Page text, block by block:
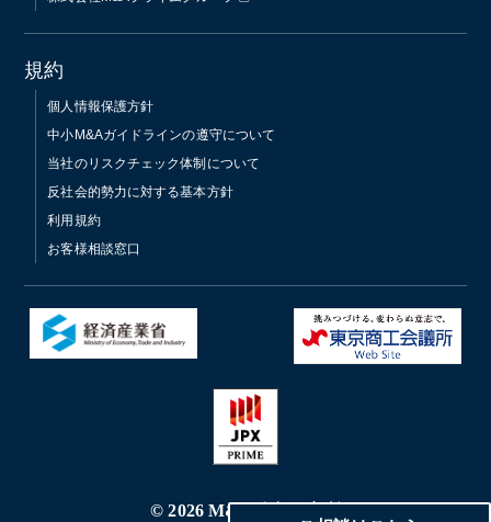
規約
個人情報保護方針
中小M&Aガイドラインの遵守について
当社のリスクチェック体制について
反社会的勢力に対する基本方針
利用規約
お客様相談窓口
© 2026 M&A総合研究所